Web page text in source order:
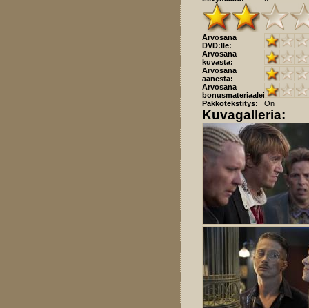
Arvosana
DVD:lle:
Arvosana
kuvasta:
Arvosana
äänestä:
Arvosana
bonusmateriaaleista:
Pakkotekstitys:
On
Kuvagalleria: